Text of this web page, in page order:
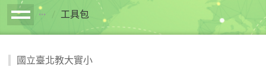
breadcrumb工具包
國立臺北教大實小